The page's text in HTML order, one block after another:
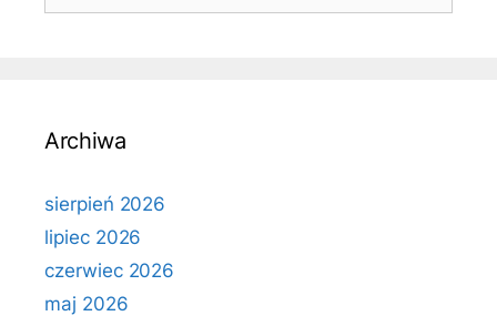
Archiwa
sierpień 2026
lipiec 2026
czerwiec 2026
maj 2026